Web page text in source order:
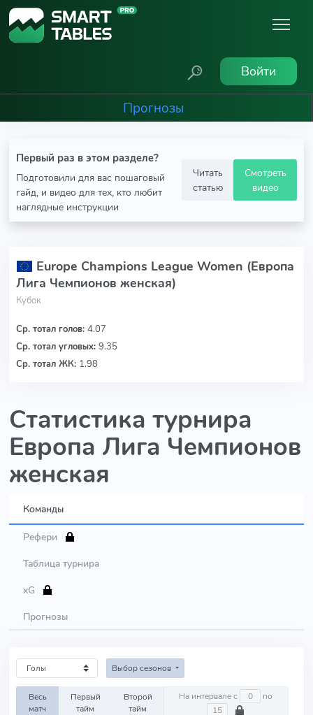
Войти
Прогнозы
Первый раз в этом разделе?
Подготовили для вас пошаговый
гайд, и видео для тех, кто любит
наглядные инструкции
Читать
статью
Смотреть
видео
Europe Champions League Women (Европа
Лига Чемпионов женская)
Кубок
Ср. тотал голов: 4.07
Ср. тотал угловых: 9.35
Ср. тотал ЖК: 1.98
Статистика турнира
Европа Лига Чемпионов
женская
Команды
Рефери
Таблица турнира
xG
Прогнозы
Выбор сезонов
Весь
матч
Первый
тайм
Второй
тайм
На интервале с по